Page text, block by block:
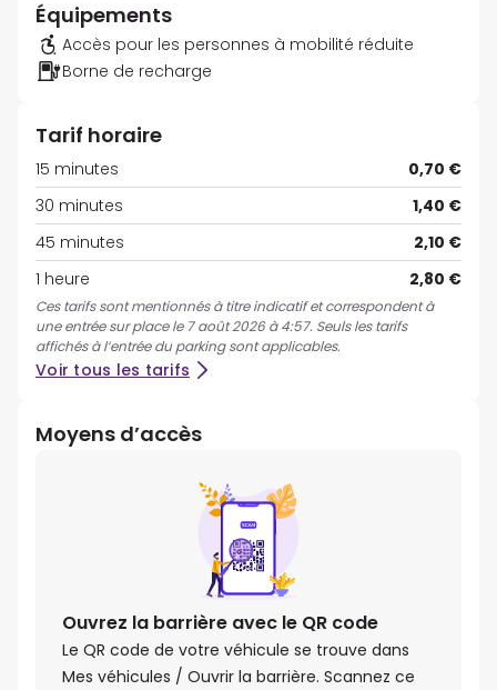
Équipements
Accès pour les personnes à mobilité réduite
Borne de recharge
Tarif horaire
15 minutes
0,70 €
30 minutes
1,40 €
45 minutes
2,10 €
1 heure
2,80 €
Ces tarifs sont mentionnés à titre indicatif et correspondent à
une entrée sur place le 7 août 2026 à 4:57. Seuls les tarifs
affichés à l’entrée du parking sont applicables.
Voir tous les tarifs
Moyens d’accès
Ouvrez la barrière avec le QR code
Le QR code de votre véhicule se trouve dans
Mes véhicules / Ouvrir la barrière. Scannez ce